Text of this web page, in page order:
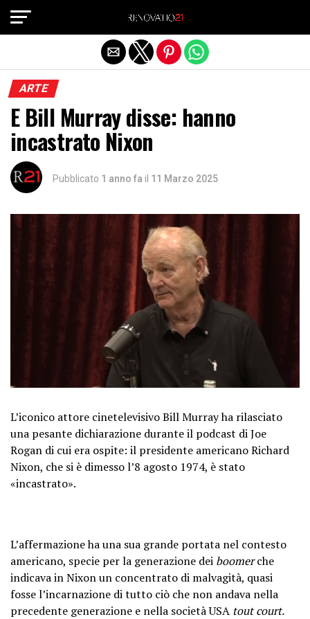
ARTE
E Bill Murray disse: hanno
incastrato Nixon
Pubblicato 1 anno fa il 11 Marzo 2025
L’iconico attore cinetelevisivo Bill Murray ha rilasciato
una pesante dichiarazione durante il podcast di Joe
Rogan di cui era ospite: il presidente americano Richard
Nixon, che si è dimesso l’8 agosto 1974, è stato
«incastrato».
L’affermazione ha una sua grande portata nel contesto
americano, specie per la generazione dei boomerche
indicava in Nixon un concentrato di malvagità, quasi
fosse l’incarnazione di tutto ciò che non andava nella
precedente generazione e nella società USA tout court.
Exit mobile version